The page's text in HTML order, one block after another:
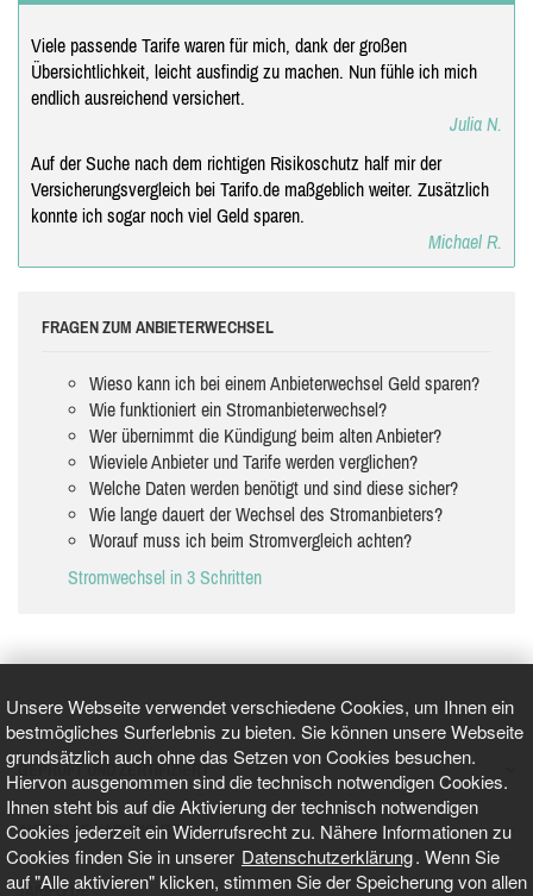
Unsere Webseite verwendet verschiedene Cookies, um Ihnen ein
bestmögliches Surferlebnis zu bieten. Sie können unsere Webseite
grundsätzlich auch ohne das Setzen von Cookies besuchen.
Hiervon ausgenommen sind die technisch notwendigen Cookies.
Ihnen steht bis auf die Aktivierung der technisch notwendigen
Cookies jederzeit ein Widerrufsrecht zu. Nähere Informationen zu
Cookies finden Sie in unserer Datenschutzerklärung. Wenn Sie
auf "Alle aktivieren" klicken, stimmen Sie der Speicherung von allen
Viele passende Tarife waren für mich, dank der großen
Übersichtlichkeit, leicht ausfindig zu machen. Nun fühle ich mich
endlich ausreichend versichert.
Julia N.
Auf der Suche nach dem richtigen Risikoschutz half mir der
Versicherungsvergleich bei Tarifo.de maßgeblich weiter. Zusätzlich
konnte ich sogar noch viel Geld sparen.
Michael R.
FRAGEN ZUM ANBIETERWECHSEL
Wieso kann ich bei einem Anbieterwechsel Geld sparen?
Wie funktioniert ein Stromanbieterwechsel?
Wer übernimmt die Kündigung beim alten Anbieter?
Wieviele Anbieter und Tarife werden verglichen?
Welche Daten werden benötigt und sind diese sicher?
Wie lange dauert der Wechsel des Stromanbieters?
Worauf muss ich beim Stromvergleich achten?
Stromwechsel in 3 Schritten
GEPRÜFT UND ZERTIFIZIERT
AKTUELLE NACHRICHTEN
TARIFO.DE